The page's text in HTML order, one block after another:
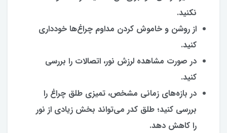
نکنید.
از روشن و خاموش کردن مداوم چراغ‌ها خودداری
کنید.
در صورت مشاهده لرزش نور، اتصالات را بررسی
کنید.
در بازه‌های زمانی مشخص، تمیزی طلق چراغ را
بررسی کنید؛ طلق کدر می‌تواند بخش زیادی از نور
را کاهش دهد.